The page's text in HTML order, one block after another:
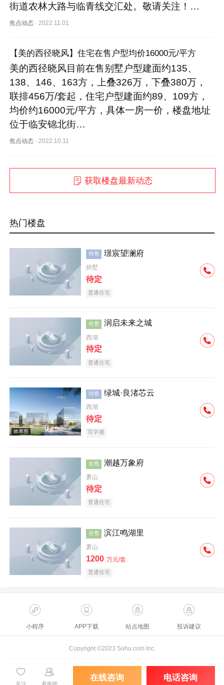
街道农林大路与临青线交汇处。敬请关注！…
焦点动态 · 2022.11.01
【美的西径晓风】住宅在售户型均价16000元/平方
美的西径晓风目前在售别墅户型建面约135、
138、146、163方，上叠326万，下叠380万，
联排456万/套起，住宅户型建面约89、109方，
均价约16000元/平方，具体一房一价，楼盘地址
位于临安锦北街…
焦点动态 ·2022.10.11
获取楼盘最新动态
热门楼盘
待售 璟宸望澜府
拱墅
待定
普通住宅
在售 润启未来之城
西湖
待定
普通住宅
待售 绿城·良渚芯云
西湖
待定
写字楼
在售 潮越万象府
萧山
待定
普通住宅
在售 滨江鸣湖里
萧山
1200 万元/套
普通住宅
小程序 APP下载 站点地图 投诉建议
Copyright ©2023 Sohu.com Inc.
在线咨询 电话咨询